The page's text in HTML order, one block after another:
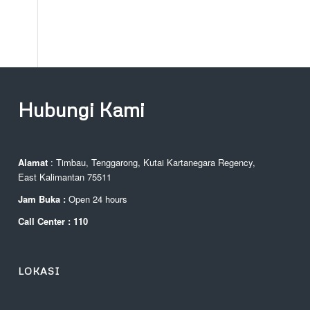
Hubungi Kami
Alamat : Timbau, Tenggarong, Kutai Kartanegara Regency,
East Kalimantan 75511
Jam Buka :Open 24 hours
Call Center : 110
LOKASI